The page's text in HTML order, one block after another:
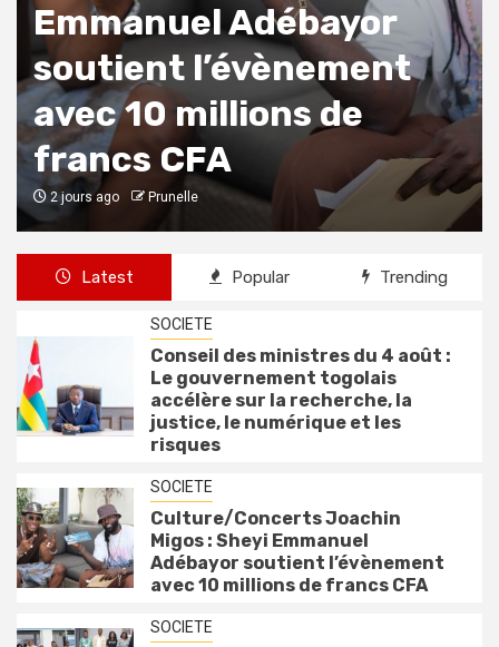
Emmanuel Adébayor
soutient l’évènement
avec 10 millions de
francs CFA
2 jours ago Prunelle
Latest Popular Trending
SOCIETE
Conseil des ministres du 4 août :
Le gouvernement togolais
accélère sur la recherche, la
justice, le numérique et les
risques
SOCIETE
Culture/Concerts Joachin
Migos : Sheyi Emmanuel
Adébayor soutient l’évènement
avec 10 millions de francs CFA
SOCIETE